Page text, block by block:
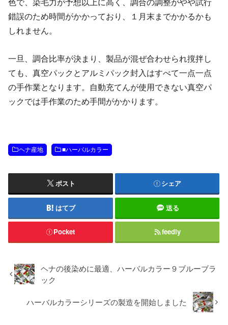
錯誤のため時間がかかっており、１月末までかかるかも
しれません。
一旦、調合比率が決まり、製品が混ぜ合わせられ撹拌し
ても、真空パックとアルミパック封入はすべて一点一点
の手作業となります。自動充てんが使用できない真空パ
ックでは手作業のため手間がかかります。
ヘナ産地 ■ハーバルカラー
ポスト シェア
はてブ 送る
Pocket feedly
ヘナの後染めに最適、ハーバルカラー９ブルーブラ
ック
ハーバルカラーシリーズの製造を開始しました